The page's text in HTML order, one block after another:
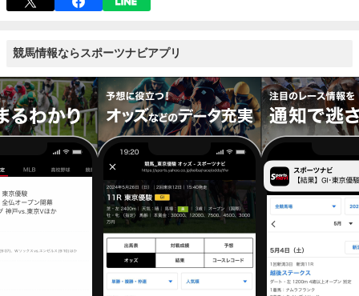
競馬情報ならスポーツナビアプリ